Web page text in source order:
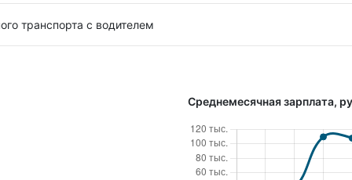
транспорта с водителем
Среднемесячная зарплата,